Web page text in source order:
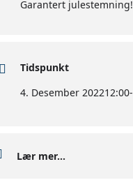
Garantert julestemning!
Tidspunkt
4. Desember 202212:00-
Lær mer...